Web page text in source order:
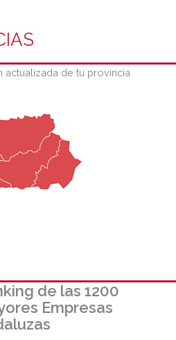
de tu provincia
de las 1200
Empresas